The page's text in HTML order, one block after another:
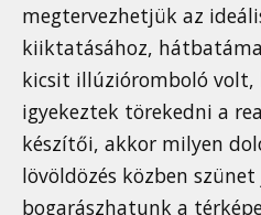
megtervezhetjük az
kiiktatásához,
kicsit illúzióromboló volt,
igyekeztek törekedni a
készítői, akkor milyen
lövöldözés közben
bogarászhatunk a